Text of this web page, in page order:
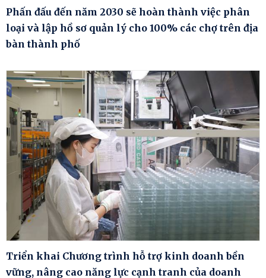
Phấn đấu đến năm 2030 sẽ hoàn thành việc phân
loại và lập hồ sơ quản lý cho 100% các chợ trên địa
bàn thành phố
Triển khai Chương trình hỗ trợ kinh doanh bền
vững, nâng cao năng lực cạnh tranh của doanh